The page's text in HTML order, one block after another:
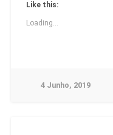
Like this:
Loading...
4 Junho, 2019